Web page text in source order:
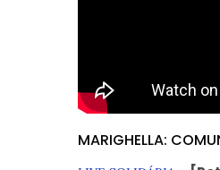
MARIGHELLA: